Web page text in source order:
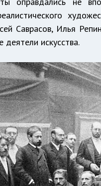
Саврасов, Илья
деятели искусства.